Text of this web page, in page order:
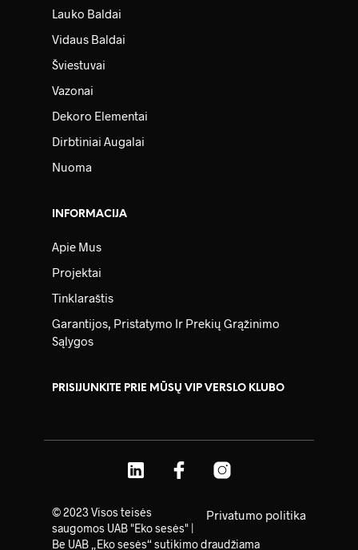
Lauko Baldai
Vidaus Baldai
Šviestuvai
Vazonai
Dekoro Elementai
Dirbtiniai Augalai
Nuoma
INFORMACIJA
Apie Mus
Projektai
Tinklaraštis
Garantijos, Pristatymo Ir Prekių Grąžinimo
Sąlygos
PRISIJUNKITE PRIE MŪSŲ VIP VERSLO KLUBO
Privatumo politika
© 2023 Visos teisės
saugomos UAB "Eko sesės" |
Be UAB „Eko sesės“ sutikimo draudžiama